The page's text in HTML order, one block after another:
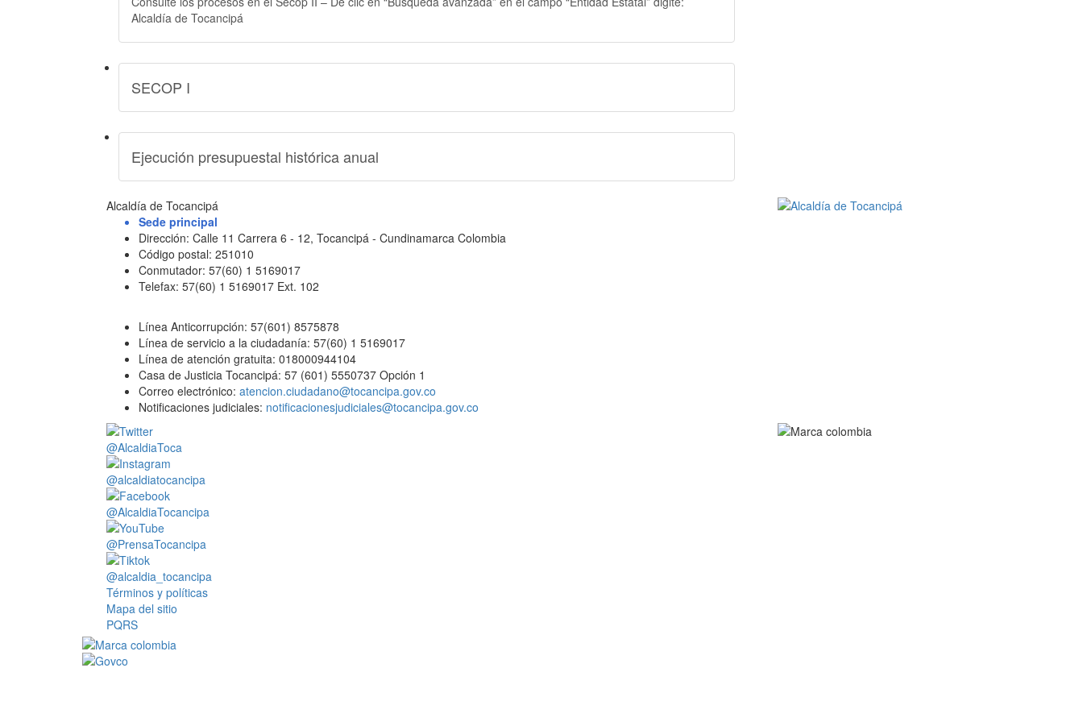
Alcaldía de Tocancipá
SECOP I
Ejecución presupuestal histórica anual
Alcaldía de Tocancipá
Sede principal
Dirección: Calle 11 Carrera 6 - 12, Tocancipá - Cundinamarca Colombia
Código postal: 251010
Conmutador: 57(60) 1 5169017
Telefax: 57(60) 1 5169017 Ext. 102
Línea Anticorrupción: 57(601) 8575878
Línea de servicio a la ciudadanía: 57(60) 1 5169017
Línea de atención gratuita: 018000944104
Casa de Justicia Tocancipá: 57 (601) 5550737 Opción 1
Correo electrónico: atencion.ciudadano@tocancipa.gov.co
Notificaciones judiciales: notificacionesjudiciales@tocancipa.gov.co
@AlcaldiaToca
@alcaldiatocancipa
@AlcaldiaTocancipa
@PrensaTocancipa
@alcaldia_tocancipa
Términos y políticas
Mapa del sitio
PQRS